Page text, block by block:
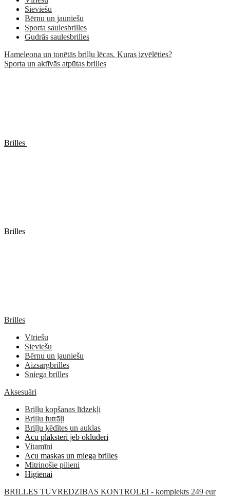
Sieviešu
Bērnu un jauniešu
Sporta saulesbrilles
Gudrās saulesbrilles
Hameleona un tonētās briļļu lēcas. Kuras izvēlēties?
Sporta un aktīvās atpūtas brilles
Brilles
Brilles
Brilles
Vīriešu
Sieviešu
Bērnu un jauniešu
Aizsargbrilles
Sniega brilles
Aksesuāri
Briļļu kopšanas līdzekļi
Briļļu futrāļi
Briļļu ķēdītes un auklas
Acu plāksteri jeb oklūderi
Vitamīni
Acu maskas un miega brilles
Mitrinošie pilieni
Higiēnai
BRILLES TUVREDZĪBAS KONTROLEI - komplekts 249 eur